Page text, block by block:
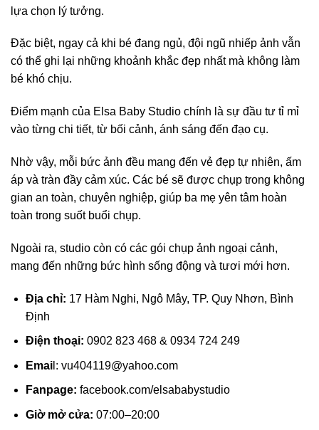
lựa chọn lý tưởng.
Đặc biệt, ngay cả khi bé đang ngủ, đội ngũ nhiếp ảnh vẫn
có thể ghi lại những khoảnh khắc đẹp nhất mà không làm
bé khó chịu.
Điểm mạnh của Elsa Baby Studio chính là sự đầu tư tỉ mỉ
vào từng chi tiết, từ bối cảnh, ánh sáng đến đạo cụ.
Nhờ vậy, mỗi bức ảnh đều mang đến vẻ đẹp tự nhiên, ấm
áp và tràn đầy cảm xúc. Các bé sẽ được chụp trong không
gian an toàn, chuyên nghiệp, giúp ba mẹ yên tâm hoàn
toàn trong suốt buổi chụp.
Ngoài ra, studio còn có các gói chụp ảnh ngoại cảnh,
mang đến những bức hình sống động và tươi mới hơn.
Địa chỉ: 17 Hàm Nghi, Ngô Mây, TP. Quy Nhơn, Bình
Định
Điện thoại: 0902 823 468 & 0934 724 249
Email: vu404119@yahoo.com
Fanpage: facebook.com/elsababystudio
Giờ mở cửa: 07:00–20:00